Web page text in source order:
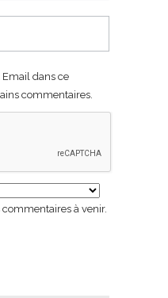
dans ce
commentaires.
à venir.